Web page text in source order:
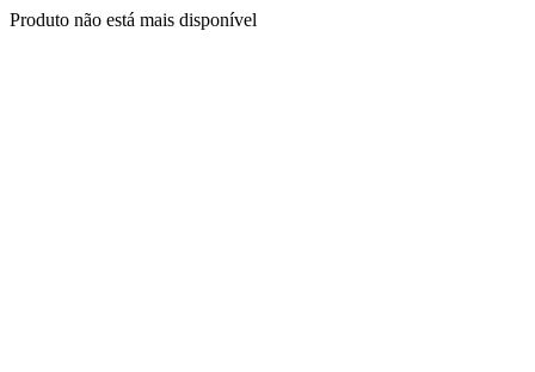
Produto não está mais disponível